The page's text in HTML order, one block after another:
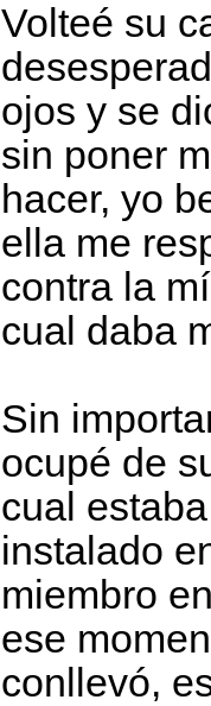
Volteé su
ojos y se
sin poner
hacer, yo
ella me
contra la
cual daba
Sin
ocupé de
cual
instalado
miembro
ese
conllevó,